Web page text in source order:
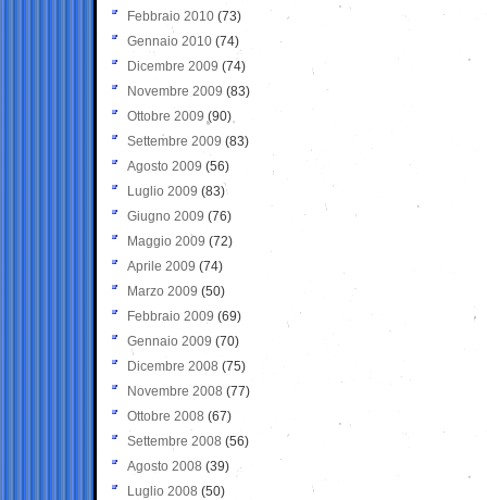
Febbraio 2010 (73)
Gennaio 2010 (74)
Dicembre 2009 (74)
Novembre 2009 (83)
Ottobre 2009 (90)
Settembre 2009 (83)
Agosto 2009 (56)
Luglio 2009 (83)
Giugno 2009 (76)
Maggio 2009 (72)
Aprile 2009 (74)
Marzo 2009 (50)
Febbraio 2009 (69)
Gennaio 2009 (70)
Dicembre 2008 (75)
Novembre 2008 (77)
Ottobre 2008 (67)
Settembre 2008 (56)
Agosto 2008 (39)
Luglio 2008 (50)